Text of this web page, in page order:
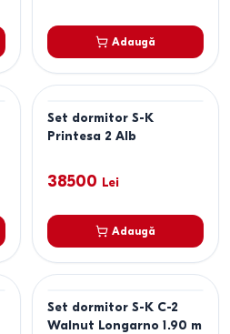
Adaugă
Set dormitor S-K
Printesa 2 Alb
38500 Lei
Adaugă
Set dormitor S-K C-2
Walnut Longarno 1.90 m